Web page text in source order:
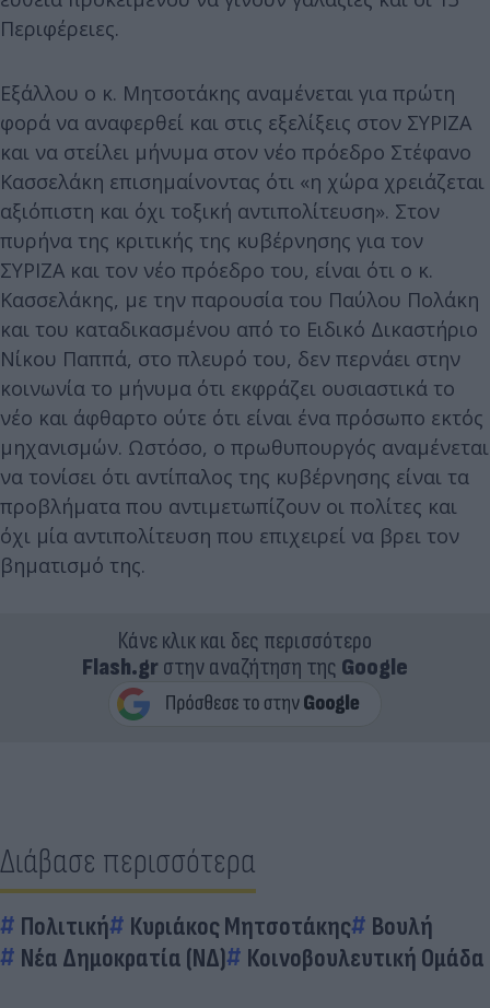
Περιφέρειες.
Εξάλλου ο κ. Μητσοτάκης αναμένεται για πρώτη
φορά να αναφερθεί και στις εξελίξεις στον ΣΥΡΙΖΑ
και να στείλει μήνυμα στον νέο πρόεδρο Στέφανο
Κασσελάκη επισημαίνοντας ότι «η χώρα χρειάζεται
αξιόπιστη και όχι τοξική αντιπολίτευση». Στον
πυρήνα της κριτικής της κυβέρνησης για τον
ΣΥΡΙΖΑ και τον νέο πρόεδρο του, είναι ότι ο κ.
Κασσελάκης, με την παρουσία του Παύλου Πολάκη
και του καταδικασμένου από το Ειδικό Δικαστήριο
Νίκου Παππά, στο πλευρό του, δεν περνάει στην
κοινωνία το μήνυμα ότι εκφράζει ουσιαστικά το
νέο και άφθαρτο ούτε ότι είναι ένα πρόσωπο εκτός
μηχανισμών. Ωστόσο, ο πρωθυπουργός αναμένεται
να τονίσει ότι αντίπαλος της κυβέρνησης είναι τα
προβλήματα που αντιμετωπίζουν οι πολίτες και
όχι μία αντιπολίτευση που επιχειρεί να βρει τον
βηματισμό της.
Κάνε κλικ και δες περισσότερο
Flash.grστην αναζήτηση της Google
Διάβασε περισσότερα
Πολιτική Κυριάκος Μητσοτάκης
Βουλή
Νέα Δημοκρατία (ΝΔ)
Κοινοβουλευτική Ομάδα